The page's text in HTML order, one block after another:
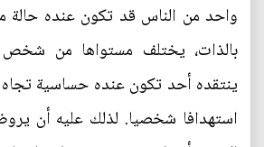
واحد من الناس قد تكون عنده حالة
بالذات، يختلف مستواها من شخص
ينتقده أحد تكون عنده حساسية تجاه
استهدافا شخصيا. لذلك عليه أن